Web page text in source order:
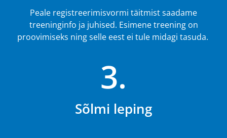
Peale registreerimisvormi täitmist saadame
treeninginfo ja juhised. Esimene treening on
proovimiseks ning selle eest ei tule midagi tasuda.
3.
Sõlmi leping